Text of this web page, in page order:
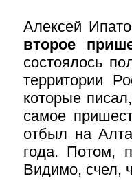
Алексей
второе
состоялось
территории
которые
самое
отбыл на
года. Потом,
Видимо, счел,